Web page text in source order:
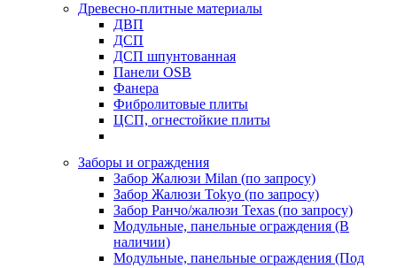
Древесно-плитные материалы
ДВП
ДСП
ДСП шпунтованная
Панели OSB
Фанера
Фибролитовые плиты
ЦСП, огнестойкие плиты
Заборы и ограждения
Забор Жалюзи Milan (по запросу)
Забор Жалюзи Tokyo (по запросу)
Забор Ранчо/жалюзи Texas (по запросу)
Модульные, панельные ограждения (В
наличии)
Модульные, панельные ограждения (Под